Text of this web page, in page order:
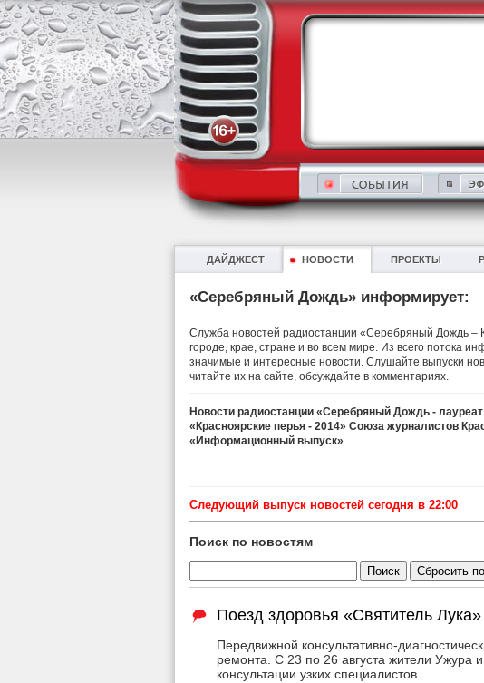
ДАЙДЖЕСТ НОВОСТИ ПРОЕКТЫ
«Серебряный Дождь» информирует:
Служба новостей радиостанции «Серебряный Дождь –
городе, крае, стране и во всем мире. Из всего потока
значимые и интересные новости. Слушайте выпуски
читайте их на сайте, обсуждайте в комментариях.
Новости радиостанции «Серебряный Дождь - лауреат
«Красноярские перья - 2014» Союза журналистов
«Информационный выпуск»
Cледующий выпуск новостей сегодня в 22:00
Поиск по новостям
Поезд здоровья «Святитель
Передвижной консультативно-
ремонта. С 23 по 26 августа жители Ужура
консультации узких специалистов.